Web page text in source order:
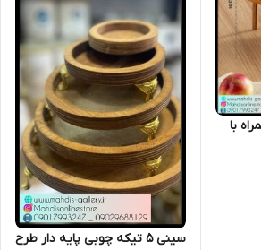
با
سینی 5 تیکه چوبی پایه دار طرح